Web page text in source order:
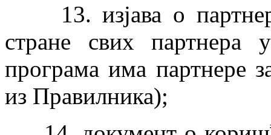
13. изјава о
стране свих
програма има партнере
из Правилника);